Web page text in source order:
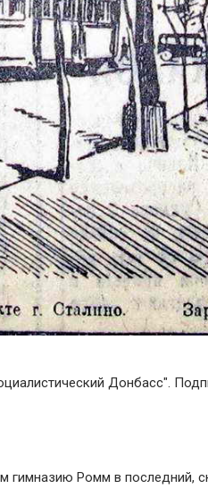
Донбасс".
Ромм в последний,